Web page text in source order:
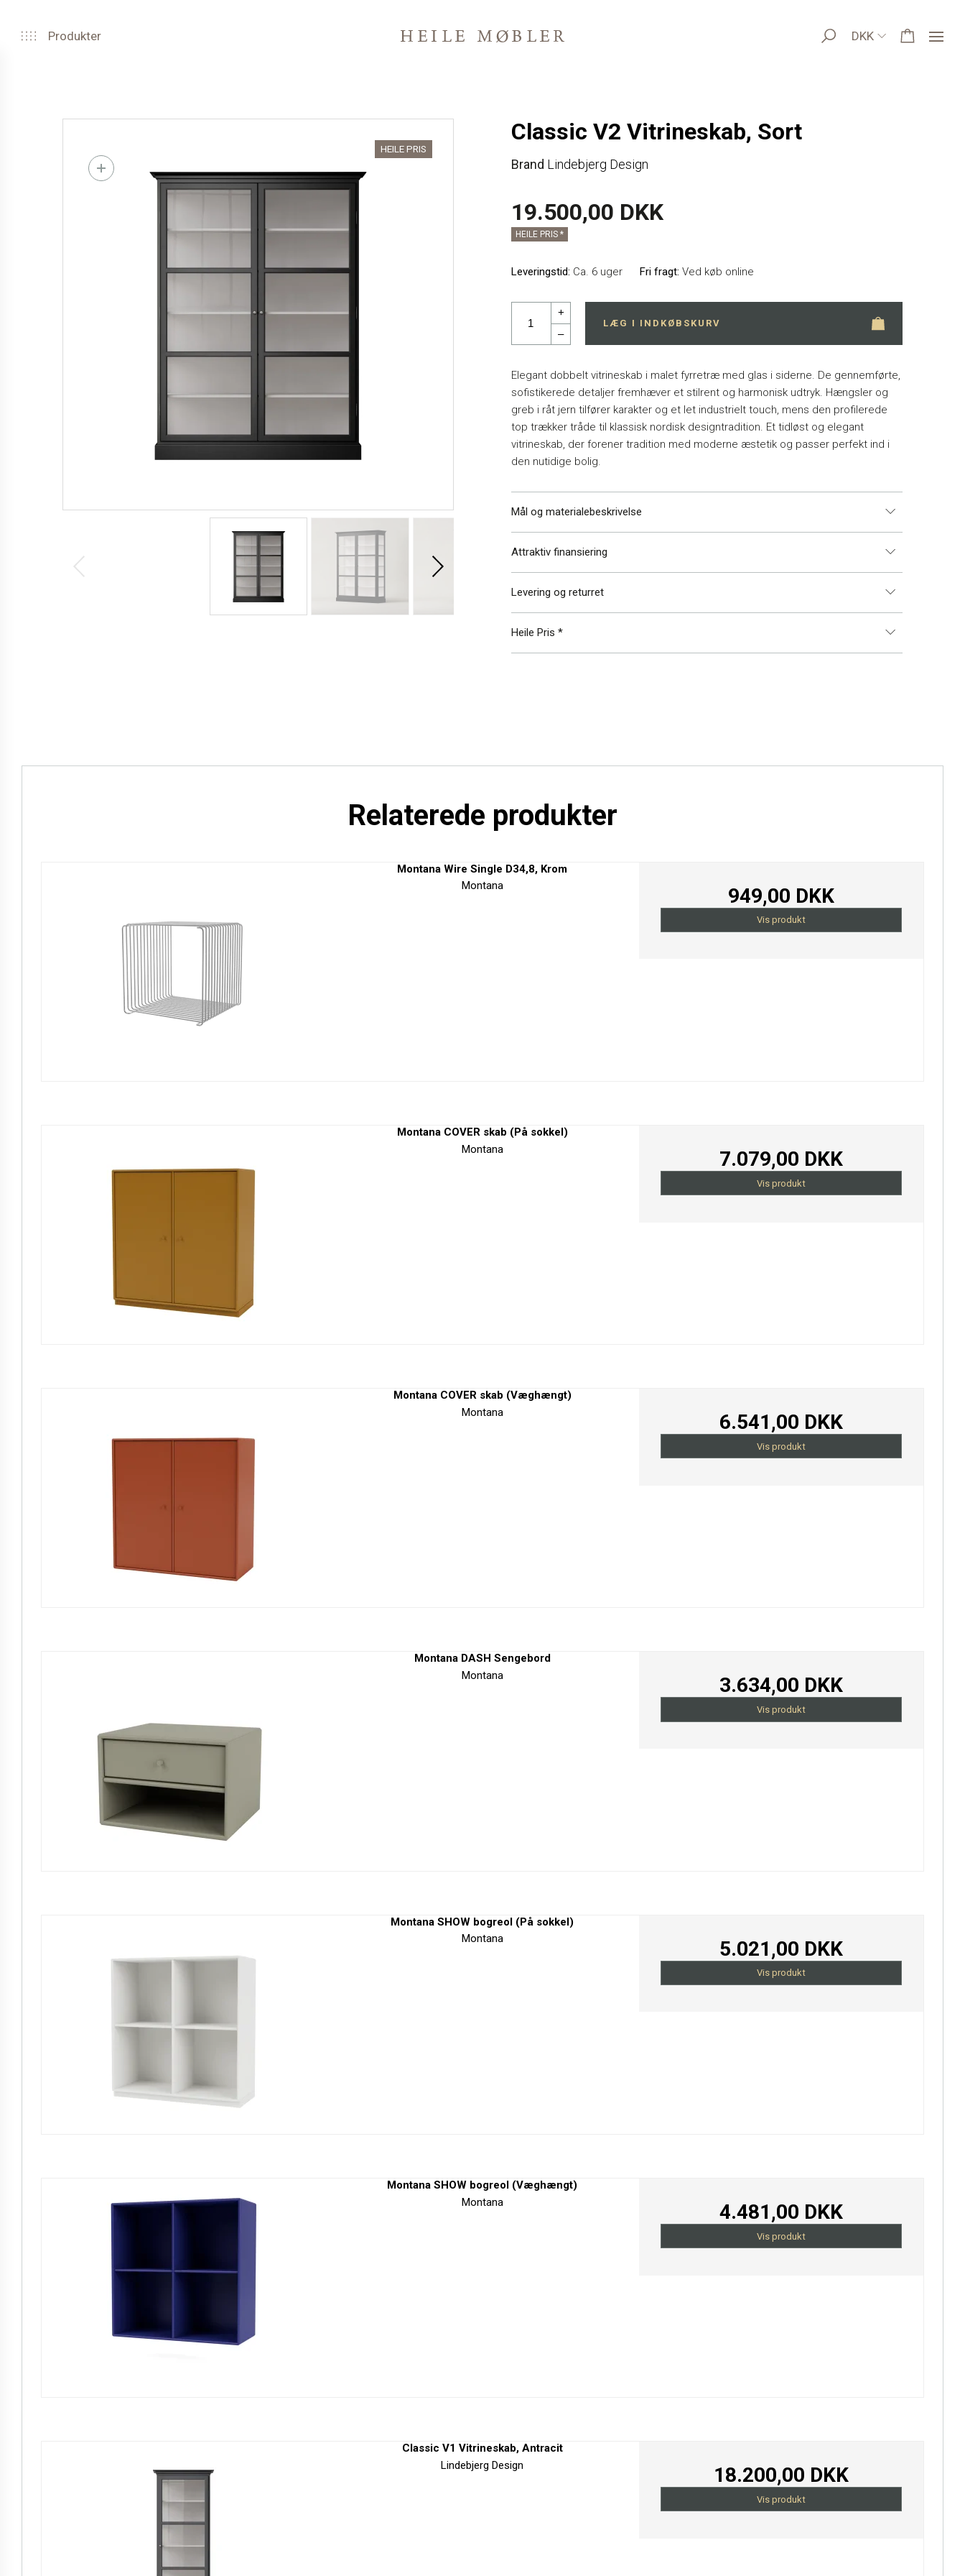
DKK
Produkter
HEILE PRIS
Classic V2 Vitrineskab, Sort
Brand Lindebjerg Design
19.500,00 DKK
HEILE PRIS *
Leveringstid: Ca. 6 uger Fri fragt: Ved køb online
+
–
LÆG I INDKØBSKURV
Elegant dobbelt vitrineskab i malet fyrretræ med glas i siderne. De gennemførte,
sofistikerede detaljer fremhæver et stilrent og harmonisk udtryk. Hængsler og
greb i råt jern tilfører karakter og et let industrielt touch, mens den profilerede
top trækker tråde til klassisk nordisk designtradition. Et tidløst og elegant
vitrineskab, der forener tradition med moderne æstetik og passer perfekt ind i
den nutidige bolig.
Mål og materialebeskrivelse
Bredde
Dybde
44,5 cm
Højde
Vægt
75 kg
Attraktiv finansiering
Levering og returret
Vi har altid gratis levering i Danmark og 14 dages returret.
Heile Pris *
Relaterede produkter
Montana Wire Single D34,8, Krom
Montana
949,00 DKK
Vis produkt
Montana COVER skab (På sokkel)
Montana
7.079,00 DKK
Vis produkt
Montana COVER skab (Væghængt)
Montana
6.541,00 DKK
Vis produkt
Montana DASH Sengebord
Montana
3.634,00 DKK
Vis produkt
Montana SHOW bogreol (På sokkel)
Montana
5.021,00 DKK
Vis produkt
Montana SHOW bogreol (Væghængt)
Montana
4.481,00 DKK
Vis produkt
Classic V1 Vitrineskab, Antracit
Lindebjerg Design
18.200,00 DKK
Vis produkt